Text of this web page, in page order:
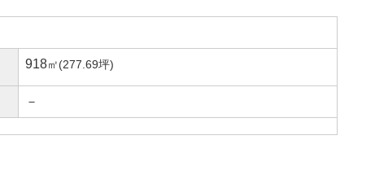
918㎡(277.69坪)
－